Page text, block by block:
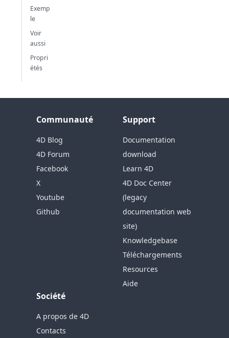
Exemp
le
Voir
aussi
Propri
étés
Communauté
4D Blog
4D Forum
Facebook
X
Youtube
Github
Support
Documentation
download
Learn 4D
4D Doc Center
(legacy
documentation web
site)
Knowledgebase
Téléchargements
Resources
Aide
Société
A propos de 4D
Contacts